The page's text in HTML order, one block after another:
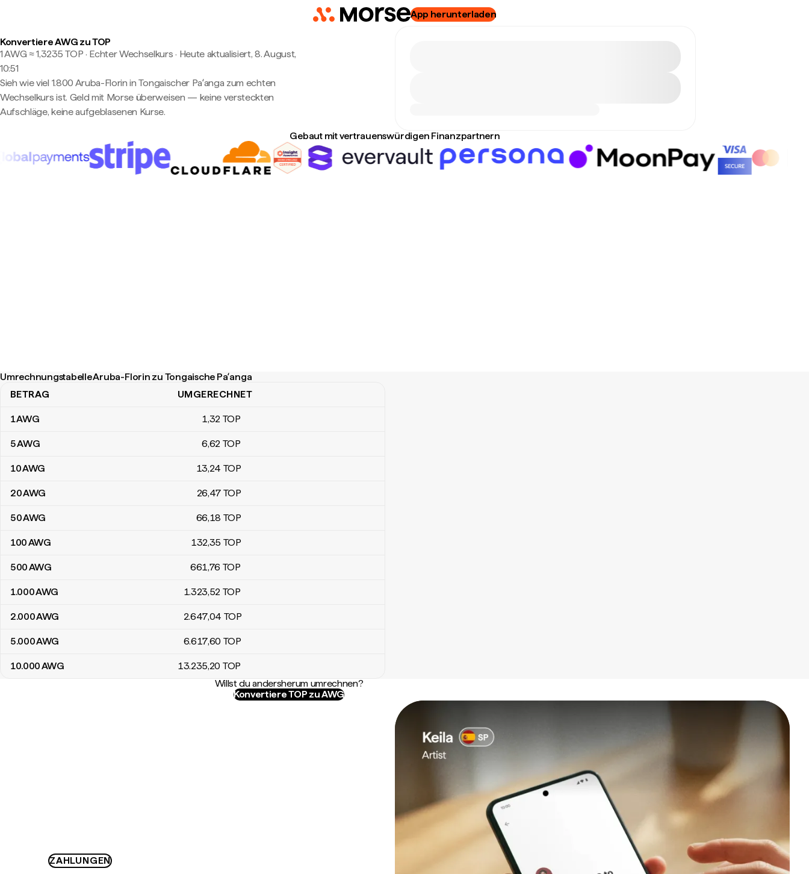
App herunterladen
Konvertiere AWG zu TOP
1 AWG ≈ 1,3235 TOP · Echter Wechselkurs · Heute aktualisiert, 8. August,
10:51
Sieh wie viel 1.800 Aruba-Florin in Tongaischer Paʻanga zum echten
Wechselkurs ist. Geld mit Morse überweisen — keine versteckten
Aufschläge, keine aufgeblasenen Kurse.
Gebaut mit vertrauenswürdigen Finanzpartnern
Umrechnungstabelle Aruba-Florin zu Tongaische Paʻanga
Umrechnungstabelle Aruba-Florin zu Tongaische Paʻanga
BETRAG UMGERECHNET
1AWG 1,32 TOP
5AWG 6,62 TOP
10AWG 13,24 TOP
20AWG 26,47 TOP
50AWG 66,18 TOP
100AWG 132,35 TOP
500AWG 661,76 TOP
1.000AWG 1.323,52 TOP
2.000AWG 2.647,04 TOP
5.000AWG 6.617,60 TOP
10.000AWG 13.235,20 TOP
Willst du andersherum umrechnen?
Konvertiere TOP zu AWG
ZAHLUNGEN